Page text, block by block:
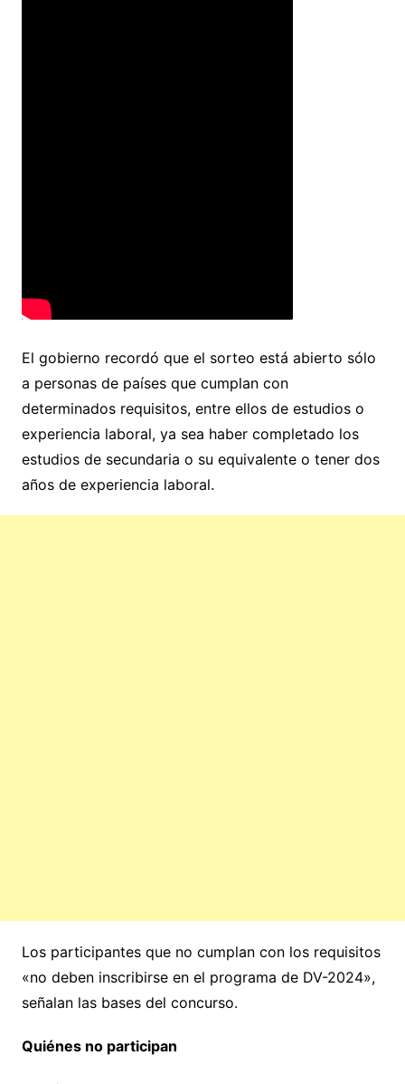
El gobierno recordó que el sorteo está abierto sólo
a personas de países que cumplan con
determinados requisitos, entre ellos de estudios o
experiencia laboral, ya sea haber completado los
estudios de secundaria o su equivalente o tener dos
años de experiencia laboral.
Los participantes que no cumplan con los requisitos
«no deben inscribirse en el programa de DV-2024»,
señalan las bases del concurso.
Quiénes no participan